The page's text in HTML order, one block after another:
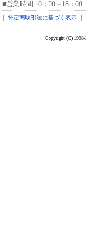
■営業時間 10：00～18：
特定商取引法に基づく表示｜
Copyright (C)